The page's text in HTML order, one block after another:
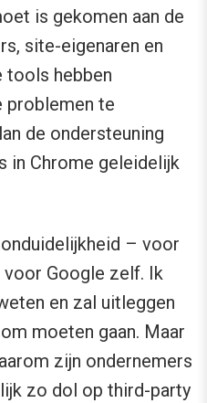
is gekomen aan de
site-eigenaren en
tools hebben
problemen te
de ondersteuning
in Chrome geleidelijk
– voor
voor Google zelf. Ik
en zal uitleggen
moeten gaan. Maar
zijn ondernemers
zo dol op third-party